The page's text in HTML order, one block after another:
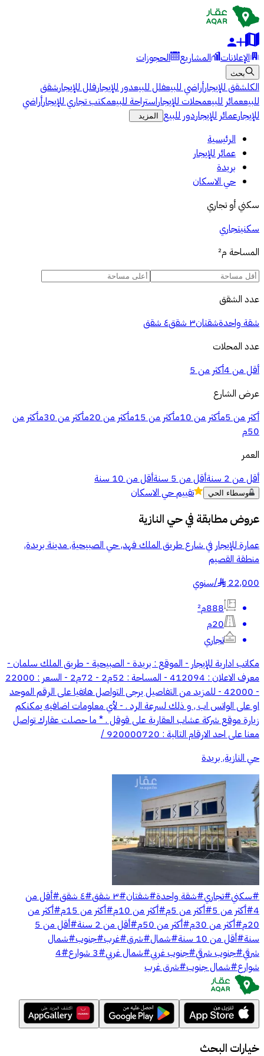
الإعلانات المشاريع الحجوزات
بحث
الكلشقق للإيجارأراضي للبيعفلل للبيعدور للإيجارفلل للإيجارشقق
للبيععمائر للبيعمحلات للإيجاراستراحة للبيعمكتب تجاري للإيجارأراضي
للإيجارعمائر للإيجاردور للبيع المزيد
الرئيسية
عمائر للإيجار
بريدة
حي الاسكان
سكني أو تجاري
سكنيتجاري
المساحة م²
عدد الشقق
شقة واحدةشقتان٣ شقق
٤ شقق
عدد المحلات
أقل من 4 أكثر من 5
عرض الشارع
أكثر من 5م
أكثر من 10م أكثر من 15م أكثر من 20م أكثر من 30م
أكثر من
50م
العمر
أقل من 2 سنة
أقل من 5 سنة أقل من 10 سنة
وسطاء الحي تقييمحي الاسكان
عروض مطابقة فيحي النازية
عمارة للإيجار في شارع طريق الملك فهد, حي الصبيحية, مدينة بريدة,
منطقة القصيم
22,000
§
/سنوي
888م²
20م
تجاري
مكاتب ادارية للإيجار -⁠ ⁠الموقع : ⁠بريدة - الصبيحية - طريق الملك سلمان -⁠
⁠معرف الاعلان : 412094 -⁠ ⁠المساحة : 52م2 - 72م2 - ⁠السعر : 22000
- 42000 - للمزيد من التفاصيل يرجى التواصل هاتفيا على الرقم الموحد
او على الواتس اب , و ذلك لسرعة الرد . - لأي معلومات اضافيه يمكنكم
زيارة موقع شركة عشاب العقارية على قوقل . * ما حصلت عقارك تواصل
معنا على احد الارقام التالية : 920000720 /
حي النازية, بريدة
#سكني#تجاري#شقة واحدة#شقتان#٣ شقق #٤ شقق #أقل من
4
#أكثر من 5 #أكثر من 5م #أكثر من 10م #أكثر من 15م #أكثر من
20م #أكثر من 30م #أكثر من 50م #أقل من 2 سنة #
أقل من 5
سنة#أقل من 10 سنة #شمال#شرق#غرب#جنوب#شمال
شرقي#جنوب شرقي#جنوب غربي#شمال غربي#3 شوارع #
4
شوارع#شمال جنوب#شرق غرب
خيارات البحث